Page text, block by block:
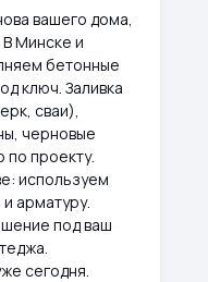
вашего дома,
Минске и
бетонные
ключ. Заливка
сваи),
черновые
по проекту.
используем
арматуру.
под ваш
сегодня.